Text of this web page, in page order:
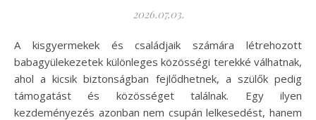
2026.07.03.
A kisgyermekek és családjaik számára létrehozott
babagyülekezetek különleges közösségi terekké válhatnak,
ahol a kicsik biztonságban fejlődhetnek, a szülők pedig
támogatást és közösséget találnak. Egy ilyen
kezdeményezés azonban nem csupán lelkesedést, hanem